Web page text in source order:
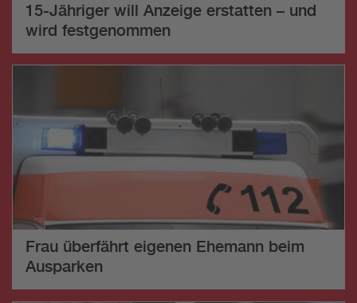
15-Jähriger will Anzeige erstatten – und
wird festgenommen
Frau überfährt eigenen Ehemann beim
Ausparken